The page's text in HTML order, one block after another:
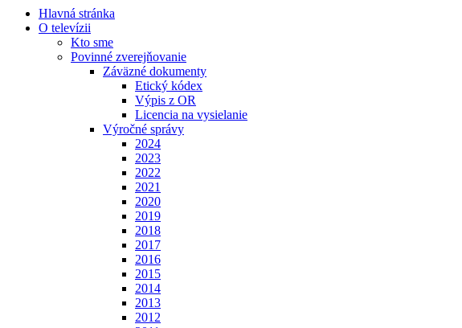
Hlavná stránka
O televízii
Kto sme
Povinné zverejňovanie
Záväzné dokumenty
Etický kódex
Výpis z OR
Licencia na vysielanie
Výročné správy
2024
2023
2022
2021
2020
2019
2018
2017
2016
2015
2014
2013
2012